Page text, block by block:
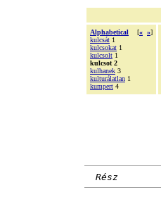
Alphabetical [« »]
kulcsát 1
kulcsokat 1
kulcsolt 1
kulcsot 2
kulhanek 3
kulturálatlan 1
kumpert 4
Rész